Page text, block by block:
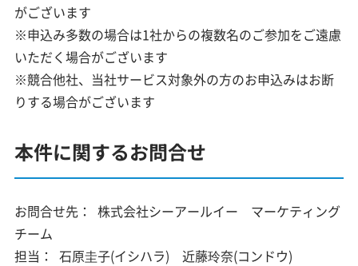
がございます
※申込み多数の場合は1社からの複数名のご参加をご遠慮
いただく場合がございます
※競合他社、当社サービス対象外の方のお申込みはお断
りする場合がございます
本件に関するお問合せ
お問合せ先：
株式会社シーアールイー マーケティング
チーム
担当：
石原圭子(イシハラ) 近藤玲奈(コンドウ)